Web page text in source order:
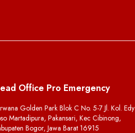
Office Pro Emergency
Golden Park Blok C No. 5-7 Jl. Kol. Edy
Martadipura, Pakansari, Kec Cibinong,
Bogor, Jawa Barat 16915